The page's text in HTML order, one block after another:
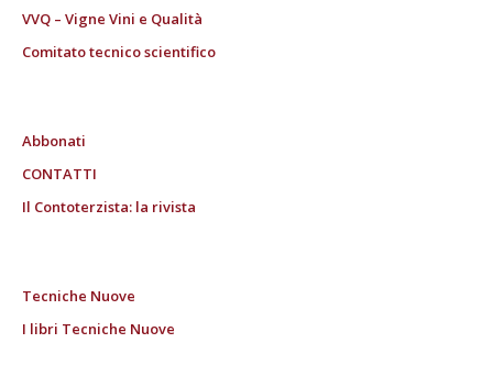
VVQ – Vigne Vini e Qualità
Comitato tecnico scientifico
Abbonati
CONTATTI
Il Contoterzista: la rivista
Tecniche Nuove
I libri Tecniche Nuove